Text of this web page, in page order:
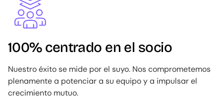
100% centrado en el socio
Nuestro éxito se mide por el suyo. Nos comprometemos
plenamente a potenciar a su equipo y a impulsar el
crecimiento mutuo.